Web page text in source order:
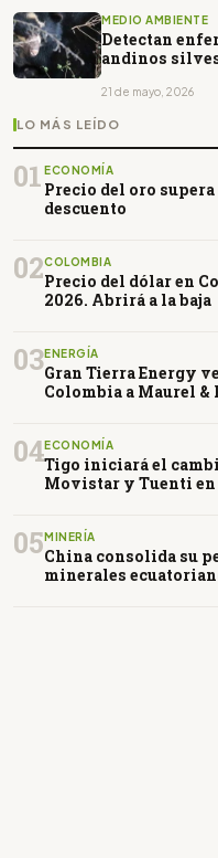
MEDIO AMBIENTE
Detectan
andinos
21 de mayo, 2026
LO MÁS LEÍDO
01 ECONOMÍA
Precio del oro
descuento
02COLOMBIA
Precio del dólar en
2026. Abrirá a la baja
03ENERGÍA
Gran Tierra Energy
Colombia a Maurel &
04ECONOMÍA
Tigo iniciará el
Movistar y Tuenti en
05MINERÍA
China consolida su
minerales